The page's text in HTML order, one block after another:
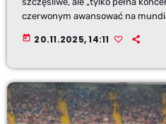
czerwonym awansować na
today 20.11.2025, 14:11